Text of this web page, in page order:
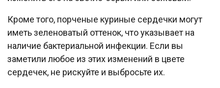
Кроме того, порченые куриные сердечки могут
иметь зеленоватый оттенок, что указывает на
наличие бактериальной инфекции. Если вы
заметили любое из этих изменений в цвете
сердечек, не рискуйте и выбросьте их.